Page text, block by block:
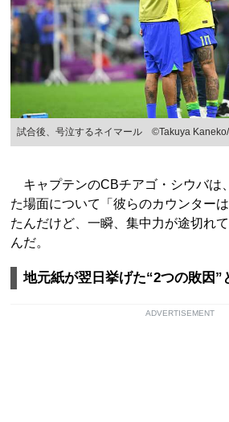
試合後、号泣するネイマール ©Takuya
キャプテンのCBチアゴ・シウバは
た場面について「彼らのカウンター
たんだけど、一瞬、集中力が途切れ
んだ。
地元紙が翌日挙げた“2つの敗因”
ADVERTISEMENT